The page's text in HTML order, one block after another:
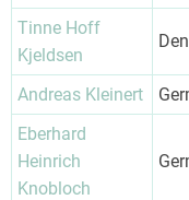
Tinne Hoff
Kjeldsen
Andreas Kleinert
Eberhard
Heinrich
Knobloch